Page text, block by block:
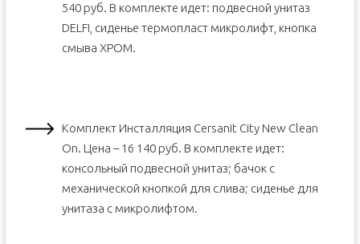
540 руб. В комплекте идет: подвесной унитаз
DELFI, сиденье термопласт микролифт, кнопка
смыва ХРОМ.
Комплект Инсталляция Cersanit City New Clean
On. Цена – 16 140 руб. В комплекте идет:
консольный подвесной унитаз; бачок с
механической кнопкой для слива; сиденье для
унитаза с микролифтом.